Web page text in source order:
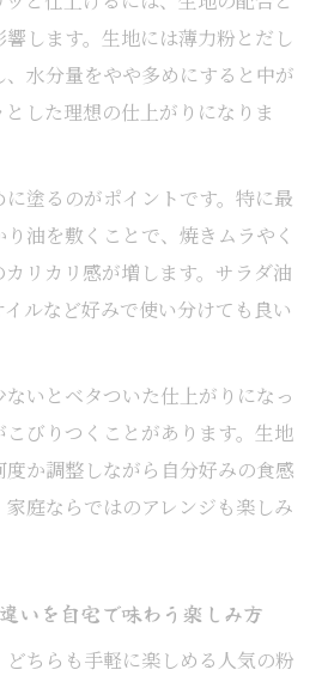
焼きの組み合わせで家族も大
します。生地には薄力粉とだし
水分量をやや多めにすると中が
した理想の仕上がりになりま
塗るのがポイントです。特に最
油を敷くことで、焼きムラやく
リカリ感が増します。サラダ油
ルなど好みで使い分けても良い
いとベタついた仕上がりになっ
びりつくことがあります。生地
か調整しながら自分好みの食感
庭ならではのアレンジも楽しみ
いを自宅で味わう楽しみ方
ちらも手軽に楽しめる人気の粉